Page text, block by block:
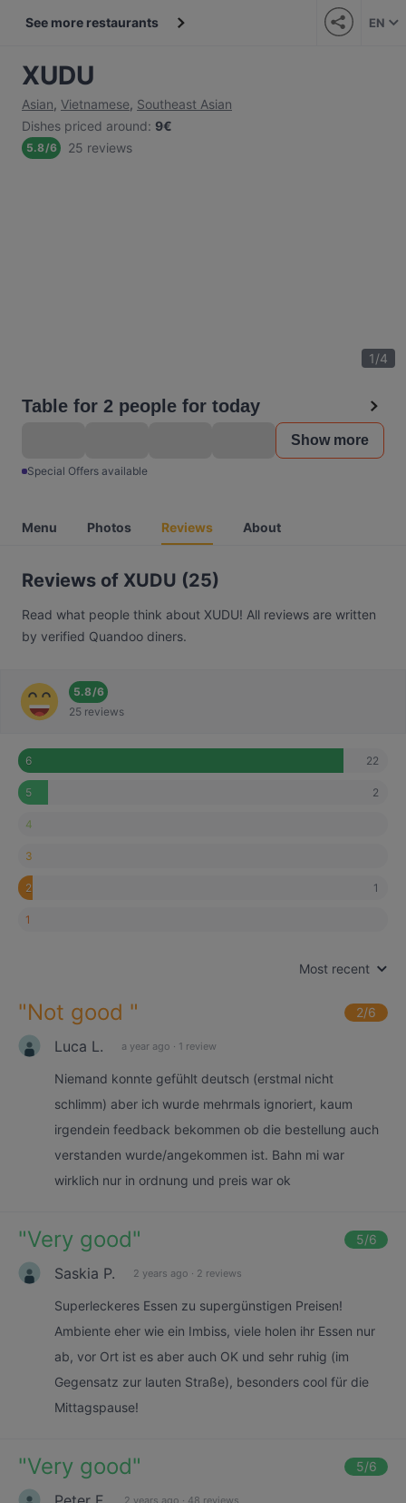
See more restaurants EN
XUDU
Asian, Vietnamese, Southeast Asian
Dishes priced around: 9€
5.8/6 25 reviews
1/4
Table for 2 people for today
Show more
Special Offers available
Menu Photos Reviews About
Reviews of XUDU (25)
Read what people think about XUDU! All reviews are written
by verified Quandoo diners.
5.8/6
25 reviews
6 22
5 2
4
3
2 1
1
Most recent
"Not good " 2/6
Luca L. a year ago · 1 review
Niemand konnte gefühlt deutsch (erstmal nicht
schlimm) aber ich wurde mehrmals ignoriert, kaum
irgendein feedback bekommen ob die bestellung auch
verstanden wurde/angekommen ist. Bahn mi war
wirklich nur in ordnung und preis war ok
"Very good" 5/6
Saskia P. 2 years ago · 2 reviews
Superleckeres Essen zu supergünstigen Preisen!
Ambiente eher wie ein Imbiss, viele holen ihr Essen nur
ab, vor Ort ist es aber auch OK und sehr ruhig (im
Gegensatz zur lauten Straße), besonders cool für die
Mittagspause!
"Very good" 5/6
2 years ago · 48 reviews